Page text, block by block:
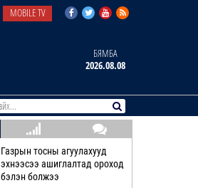
MOBILE TV
БЯМБА
2026.08.08
Газрын тосны агуулахууд
эхнээсээ ашиглалтад ороход
бэлэн болжээ